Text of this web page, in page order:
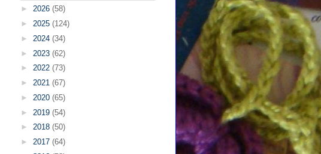
► 2026 (58)
► 2025 (124)
► 2024 (34)
► 2023 (62)
► 2022 (73)
► 2021 (67)
► 2020 (65)
► 2019 (54)
► 2018 (50)
► 2017 (64)